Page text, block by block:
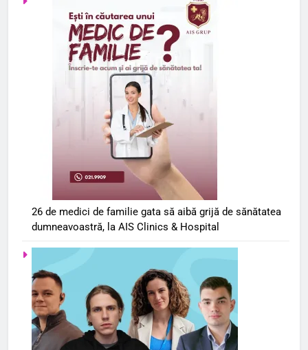
26 de medici de familie gata să aibă grijă de sănătatea
dumneavoastră, la AIS Clinics & Hospital